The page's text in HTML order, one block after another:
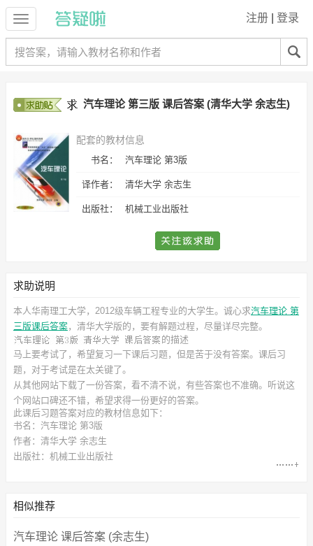
注册 登录
汽车理论 第三版 课后答案 (清华大学 余志生)
配套的教材信息
书名： 汽车理论 第3版
译作者： 清华大学 余志生
出版社： 机械工业出版社
求助说明
本人华南理工大学，2012级车辆工程专业的大学生。诚心求汽车理论 第
三版课后答案，清华大学版的，要有解题过程，尽量详尽完整。
的描述
马上要考试了，希望复习一下课后习题，但是苦于没有答案。课后习
题，对于考试是在太关键了。
从其他网站下载了一份答案，看不清不说，有些答案也不准确。听说这
个网站口碑还不错，希望求得一份更好的答案。
此课后习题答案对应的教材信息如下：
书名：汽车理论 第3版
作者：清华大学 余志生
出版社：机械工业出版社
相似推荐
汽车理论 课后答案 (余志生)